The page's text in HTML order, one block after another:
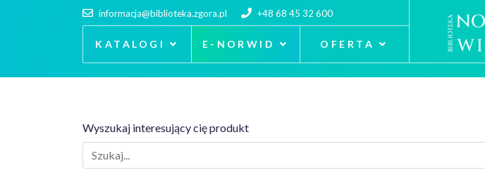
informacja@biblioteka.zgora.pl +48 68 45 32 600
KATALOGI E-NORWID OFERTA
Wyszukaj interesujący cię produkt